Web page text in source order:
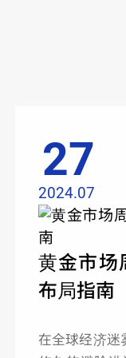
黄金市场
布局指南
在全球经济
27
2024.07